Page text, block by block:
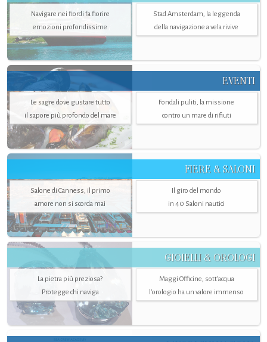
Navigare nei fiordi fa fiorire
emozioni profondissime
Stad Amsterdam, la leggenda
della navigazione a vela rivive
EVENTI
Le sagre dove gustare tutto
il sapore più profondo del mare
Fondali puliti, la missione
contro un mare di rifiuti
FIERE & SALONI
Salone di Canness, il primo
amore non si scorda mai
Il giro del mondo
in 40 Saloni nautici
GIOIELLI & OROLOGI
La pietra più preziosa?
Protegge chi naviga
Maggi Officine, sott’acqua
l'orologio ha un valore immenso